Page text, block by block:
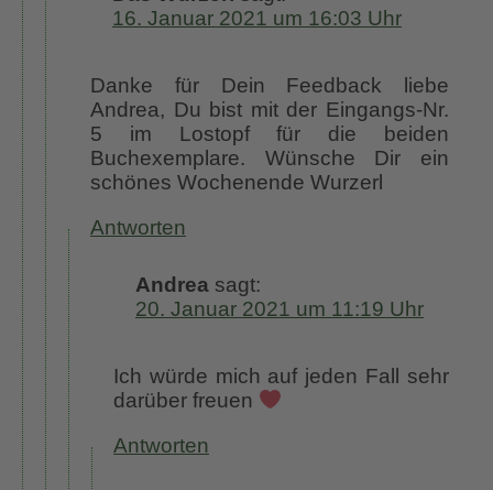
16. Januar 2021 um 16:03 Uhr
Danke für Dein Feedback liebe
Andrea, Du bist mit der Eingangs-Nr.
5 im Lostopf für die beiden
Buchexemplare. Wünsche Dir ein
schönes Wochenende Wurzerl
Antworten
Andrea sagt:
20. Januar 2021 um 11:19 Uhr
Ich würde mich auf jeden Fall sehr
darüber freuen
Antworten